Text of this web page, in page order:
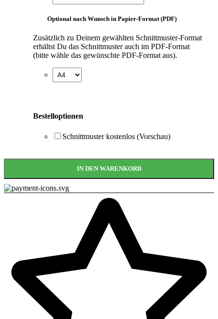
Optional nach Wunsch in Papier-Format (PDF)
Zusätzlich zu Deinem gewählten Schnittmuster-Format
erhältst Du das Schnittmuster auch im PDF-Format
(bitte wähle das gewünschte PDF-Format aus).
Bestelloptionen
Schnittmuster kostenlos (Vorschau)
IN DEN WARENKORB